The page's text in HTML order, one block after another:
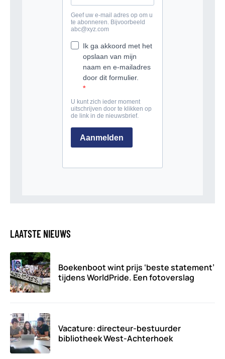
LAATSTE NIEUWS
Boekenboot wint prijs ‘beste statement’
tijdens WorldPride. Een fotoverslag
Vacature: directeur-bestuurder
bibliotheek West-Achterhoek